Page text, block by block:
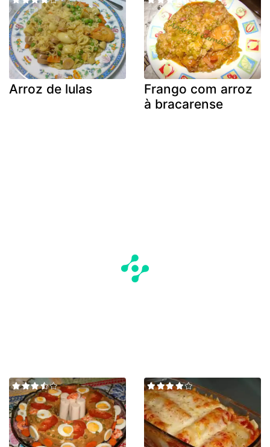
Arroz de lulas
Frango com arroz
à bracarense